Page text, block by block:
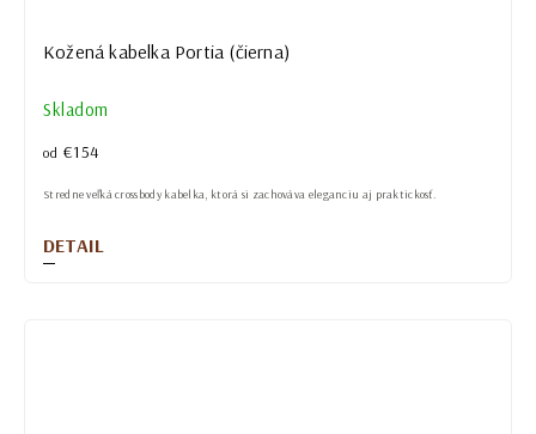
Kožená kabelka Portia (čierna)
Skladom
od €154
DETAIL
Stredne veľká crossbody kabelka, ktorá si zachováva eleganciu aj praktickosť.